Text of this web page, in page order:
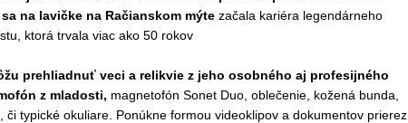
na lavičke na Račianskom mýte začala kariéra legendárneho
ktorá trvala viac ako 50 rokov
prehliadnuť veci a relikvie z jeho osobného aj profesijného
z mladosti, magnetofón Sonet Duo, oblečenie, kožená bunda,
či typické okuliare. Ponúkne formou videoklipov a dokumentov prierez